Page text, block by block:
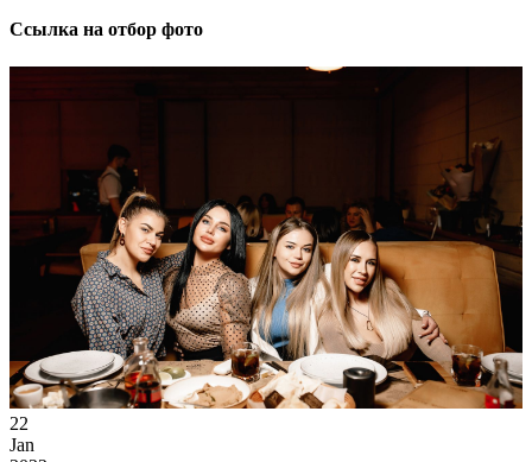
Ссылка на отбор фото
22
Jan